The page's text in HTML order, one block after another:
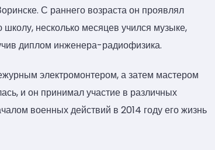
С раннего возраста он проявлял
несколько месяцев учился музыке,
диплом инженера-радиофизика.
электромонтером, а затем мастером
и он принимал участие в различных
военных действий в 2014 году его жизнь